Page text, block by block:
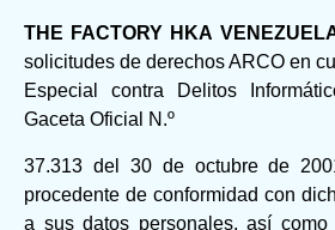
THE FACTORY HKA
solicitudes de derechos ARCO en
Especial contra Delitos
Gaceta Oficial N.º
37.313 del 30 de octubre de
procedente de conformidad con
a sus datos personales, así como